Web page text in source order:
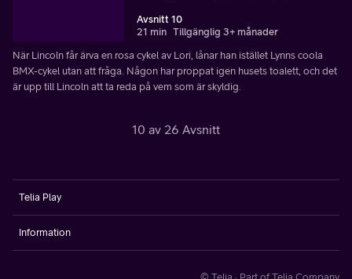
Avsnitt 10
21 min Tillgänglig 3+ månader
När Lincoln får ärva en rosa cykel av Lori, lånar han istället Lynns coola
BMX-cykel utan att fråga. Någon har proppat igen husets toalett, och det
är upp till Lincoln att ta reda på vem som är skyldig.
10 av 26 Avsnitt
Telia Play
Information